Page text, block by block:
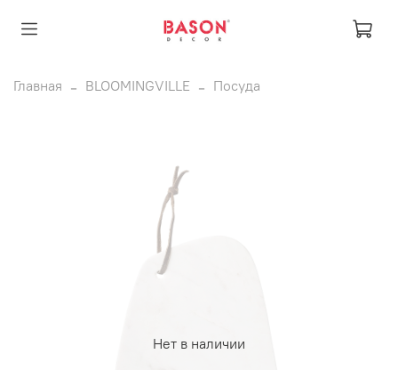
Главная BLOOMINGVILLE Посуда
Нет в наличии